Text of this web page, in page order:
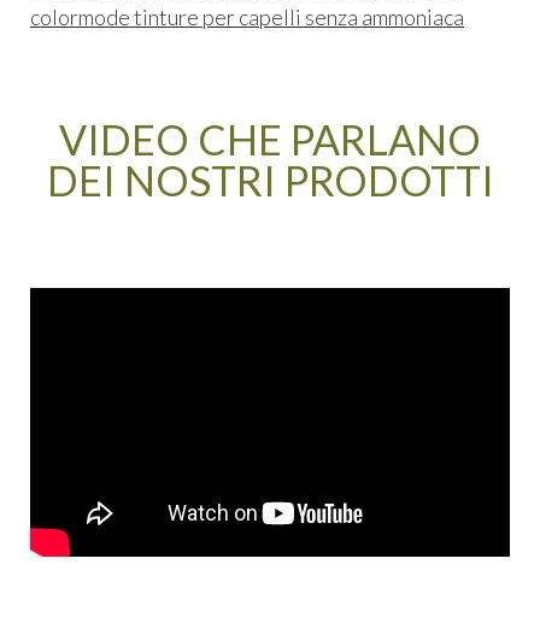
colormode tinture per capelli senza ammoniaca
VIDEO CHE PARLANO
DEI NOSTRI PRODOTTI